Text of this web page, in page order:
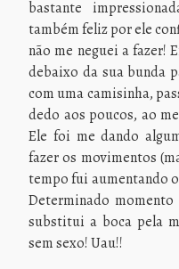
bastante
também feliz por ele
não me neguei a fazer!
debaixo da sua bunda
com uma camisinha,
dedo aos poucos, ao
Ele foi me dando
fazer os movimentos
tempo fui aumentando
Determinado
substitui a boca pela
sem sexo! Uau!!